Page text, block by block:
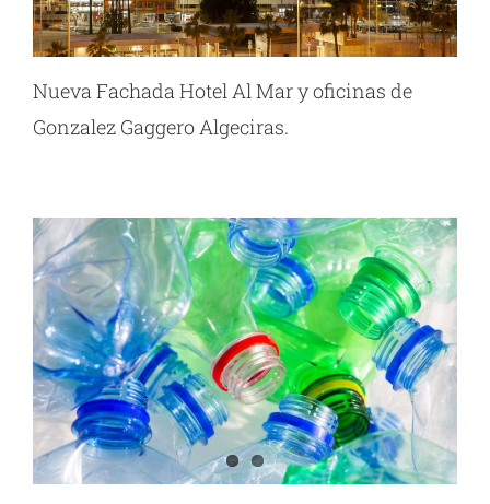
Nueva Fachada Hotel Al Mar y oficinas de
Gonzalez Gaggero Algeciras.